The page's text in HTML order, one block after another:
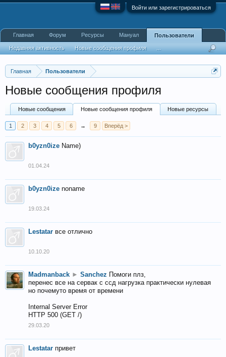
Войти или зарегистрироваться
Главная Пользователи
Новые сообщения профиля
Новые сообщения Новые сообщения профиля Новые ресурсы
1 2 3 4 5 6 → 9 Вперёд >
b0yzn0ize Name)
01.04.24
b0yzn0ize noname
19.03.24
Lestatar все отлично
10.10.20
Madmanback ► Sanchez Помоги плз,
перенес все на сервак с ссд нагрузка практически нулевая
но почемуто время от времени
Internal Server Error
HTTP 500 (GET /)
29.03.20
Lestatar привет
Главная Форум Ресурсы Мануал Пользователи
Недавняя активность Новые сообщения профиля